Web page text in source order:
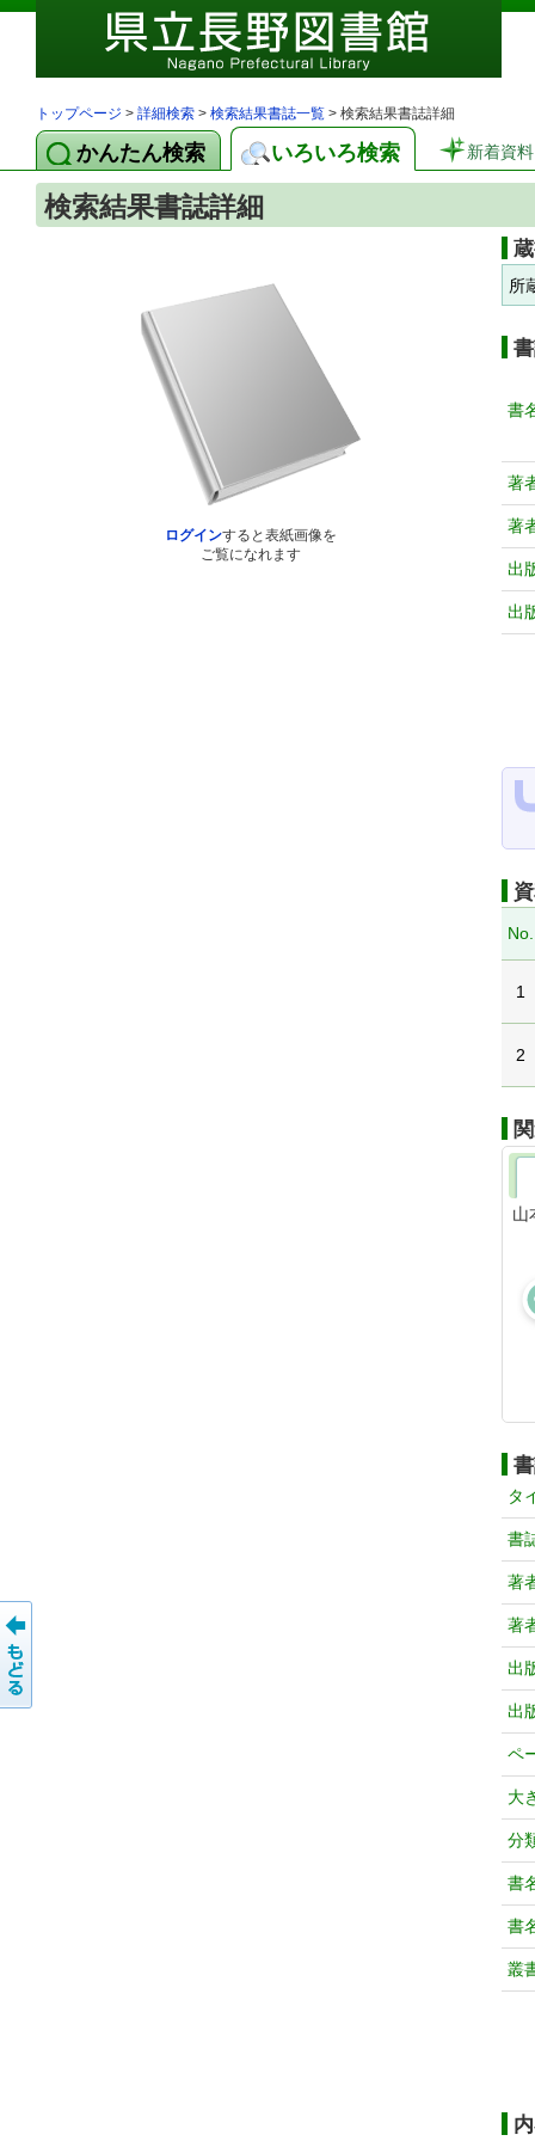
トップページ > 詳細検索 > 検索結果書誌一覧 > 検索結果書誌詳細
かんたん検索 いろいろ検索 新着資料
検索結果書誌詳細
ログインすると表紙画像を
ご覧になれます
所
書
著
著
出
出
No.
1
2
山
タ
書
著
著
出
出
ペ
大
分
書
書
叢